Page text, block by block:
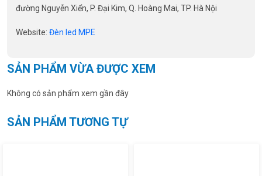
đường Nguyễn Xiển, P. Đại Kim, Q. Hoàng Mai, TP. Hà Nội
Website: Đèn led MPE
SẢN PHẨM VỪA ĐƯỢC XEM
Không có sản phẩm xem gần đây
SẢN PHẨM TƯƠNG TỰ